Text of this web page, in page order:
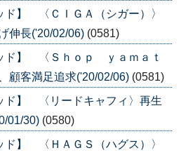
ド】 〈ＣＩＧＡ（シガー）〉
伸長('20/02/06) (0581)
ッド】 〈Ｓｈｏｐ ｙａｍａｔ
顧客満足追求('20/02/06) (0581)
ド】 〈リードキャフィ〉再生
01/30) (0580)
ド】 〈ＨＡＧＳ（ハグス）〉